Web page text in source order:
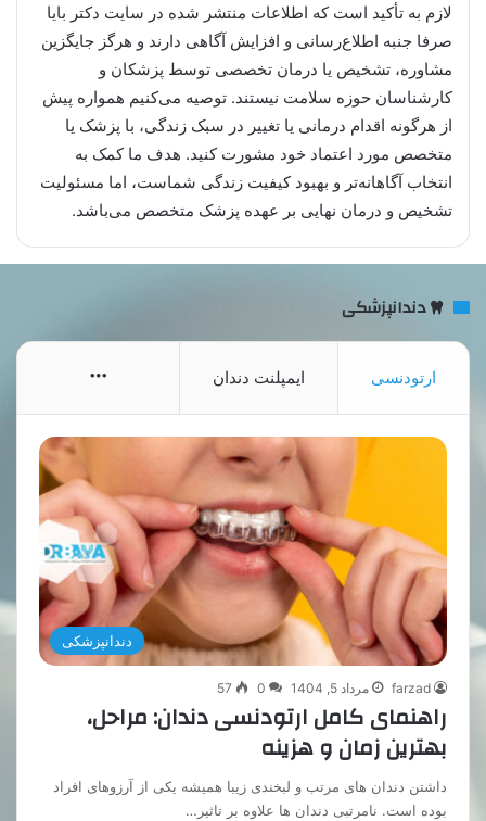
لازم به تأکید است که اطلاعات منتشر شده در سایت دکتر بایا
صرفا جنبه اطلاع‌رسانی و افزایش آگاهی دارند و هرگز جایگزین
مشاوره، تشخیص یا درمان تخصصی توسط پزشکان و
کارشناسان حوزه سلامت نیستند. توصیه می‌کنیم همواره پیش
از هرگونه اقدام درمانی یا تغییر در سبک زندگی، با پزشک یا
متخصص مورد اعتماد خود مشورت کنید. هدف ما کمک به
انتخاب آگاهانه‌تر و بهبود کیفیت زندگی شماست، اما مسئولیت
تشخیص و درمان نهایی بر عهده پزشک متخصص می‌باشد.
دندانپزشکی
ارتودنسی ایمپلنت دندان More
دندانپزشکی
farzad مرداد 5, 1404 0
57
راهنمای کامل ارتودنسی دندان: مراحل،
بهترین زمان و هزینه
داشتن دندان های مرتب و لبخندی زیبا همیشه یکی از آرزوهای افراد
بوده است. نامرتبی دندان ها علاوه بر تاثیر…